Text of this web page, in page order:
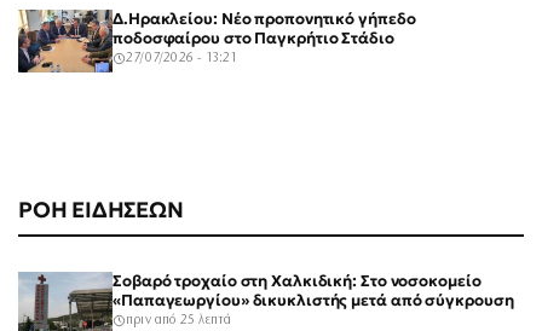
ΡΟΗ ΕΙΔΗΣΕΩΝ
Σοβαρό τροχαίο στη Χαλκιδική: Στο νοσοκομείο
«Παπαγεωργίου» δικυκλιστής μετά από σύγκρουση
πριν από 25 λεπτά
Δ.Ηρακλείου: Νέο προπονητικό γήπεδο
ποδοσφαίρου στο Παγκρήτιο Στάδιο
27/07/2026 - 13:21